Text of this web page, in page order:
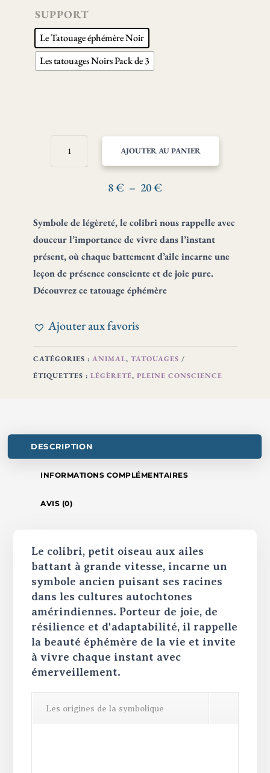
SUPPORT
Le Tatouage éphémère Noir
Les tatouages Noirs Pack de 3
QUANTITÉ
COLIBRI
ET
LÉGÈRETÉ
AJOUTER AU PANIER
8€ – 20€Plage
prix :
8 €
à
20 €
Symbole de légèreté, le colibri nous rappelle avec
douceur l’importance de vivre dans l’instant
présent, où chaque battement d’aile incarne une
leçon de présence consciente et de joie pure.
Découvrez ce tatouage éphémère
Ajouter aux favoris
CATÉGORIES : ANIMAL, TATOUAGES
ÉTIQUETTES : LÉGÈRETÉ, PLEINE CONSCIENCE
DESCRIPTION
INFORMATIONS COMPLÉMENTAIRES
AVIS (0)
Le colibri, petit oiseau aux ailes
battant à grande vitesse, incarne un
symbole ancien puisant ses racines
dans les cultures autochtones
amérindiennes. Porteur de joie, de
résilience et d'adaptabilité, il rappelle
la beauté éphémère de la vie et invite
à vivre chaque instant avec
émerveillement.
Les origines de la symbolique